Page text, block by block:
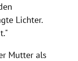
Lichter.
Mutter als